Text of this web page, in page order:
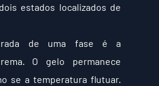
estados localizados de
de uma fase é a
O gelo permanece
se a temperatura flutuar.